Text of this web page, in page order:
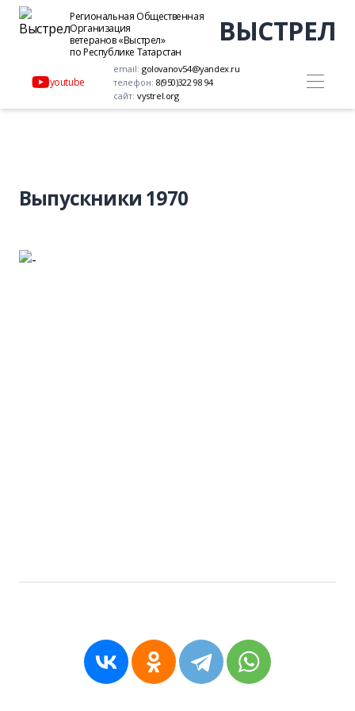
Региональная Общественная
Организация
ветеранов «Выстрел»
по Республике Татарстан
ВЫСТРЕЛ
youtube
email: golovanov54@yandex.ru
телефон: 8(950)322 98 94
сайт: vystrel.org
Выпускники 1970